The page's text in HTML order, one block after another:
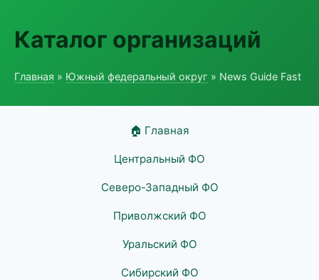
Каталог организаций
Главная » Южный федеральный округ » News Guide Fast
🏠 Главная
Центральный ФО
Северо-Западный ФО
Приволжский ФО
Уральский ФО
Сибирский ФО